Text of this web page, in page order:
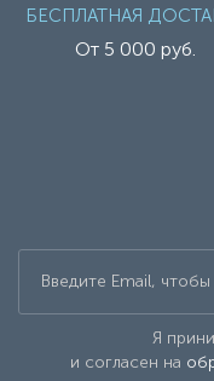
БЕСПЛАТНАЯ
От 5 000 руб.
Я
и согласен на